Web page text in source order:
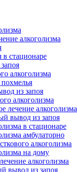
алкоголизма
в стационаре
алкоголизма
из запоя
алкоголизма
лечение алкоголизма
вывод из запоя
в стационаре
амбулаторно
алкоголизма
на дому
алкоголизма
вывод из запоя